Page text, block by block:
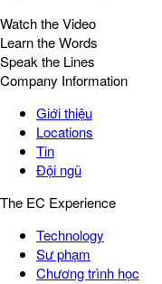
Watch the Video
Learn the Words
Speak the Lines
Company Information
Giới thiệu
Locations
Tin
Đội ngũ
The EC Experience
Technology
Sư phạm
Chương trình học